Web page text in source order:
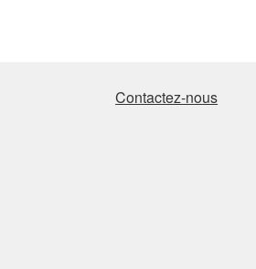
Contactez-nous